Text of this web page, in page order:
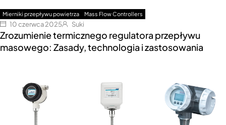
Mierniki przepływu powietrza Mass Flow Controllers
10 czerwca 2025 Suki
Zrozumienie termicznego regulatora przepływu
masowego: Zasady, technologia i zastosowania